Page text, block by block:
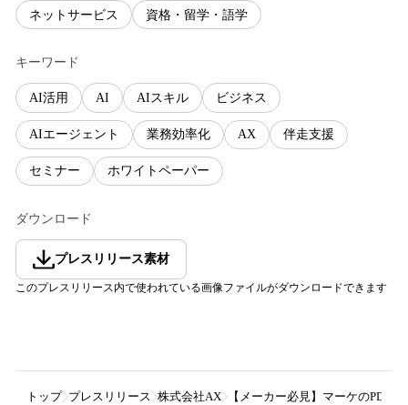
ネットサービス 資格・留学・語学
キーワード
AI活用 AI AIスキル ビジネス
AIエージェント 業務効率化 AX 伴走支援
セミナー ホワイトペーパー
ダウンロード
プレスリリース素材
このプレスリリース内で使われている画像ファイルがダウンロードできます
トップ プレスリリース 株式会社AX 【メーカー必見】マーケの